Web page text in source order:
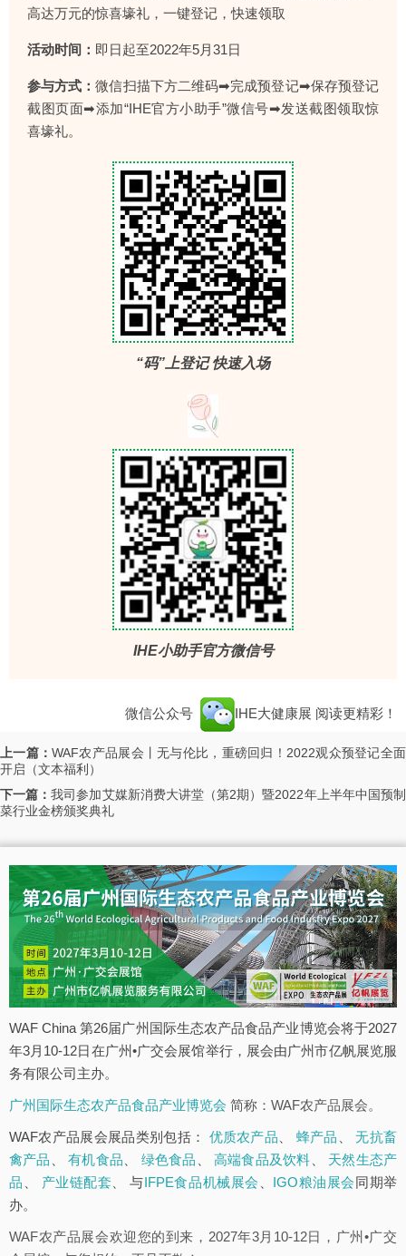
高达万元的惊喜壕礼，一键登记，快速领取
活动时间： 即日起至2022年5月31日
参与方式：微信扫描下方二维码➡完成预登记➡保存预登记
截图页面➡添加“IHE官方小助手”微信号➡发送截图领取惊
喜壕礼。
“码”上登记 快速入场
IHE小助手官方微信号
微信公众号 IHE大健康展 阅读更精彩！
上一篇：WAF农产品展会丨无与伦比，重磅回归！2022观众预登记全面
开启（文本福利）
下一篇：我司参加艾媒新消费大讲堂（第2期）暨2022年上半年中国预制
菜行业金榜颁奖典礼
WAF China 第26届广州国际生态农产品食品产业博览会将于2027
年3月10-12日在广州•广交会展馆举行，展会由广州市亿帆展览服
务有限公司主办。
广州国际生态农产品食品产业博览会 简称：WAF农产品展会。
WAF农产品展会展品类别包括： 优质农产品 蜂产品 、无抗畜
禽产品
、有机食品 绿色食品 高端食品及饮料
天然生态产
品
产业链配套 、 与IFPE食品机械展会 IGO粮油展会同期举
办。
WAF农产品展会欢迎您的到来，2027年3月10-12日，广州•广交